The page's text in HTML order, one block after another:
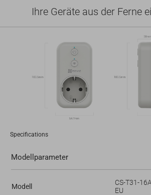
Ihre Geräte aus der Ferne
Specifications
Modellparameter
Modell
CS-T31-
EU